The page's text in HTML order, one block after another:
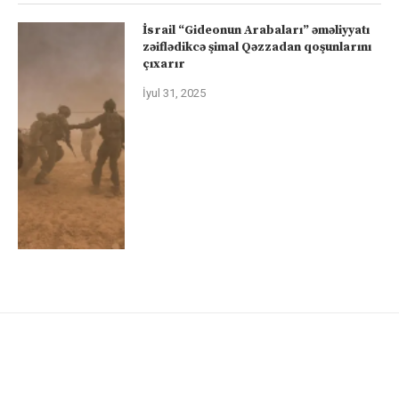
İsrail “Gideonun Arabaları” əməliyyatı
zəiflədikcə şimal Qəzzadan qoşunlarını
çıxarır
İyul 31, 2025